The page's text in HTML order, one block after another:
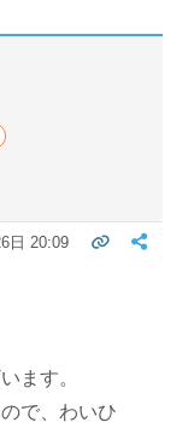
日 20:09
ます。
で、わいひ